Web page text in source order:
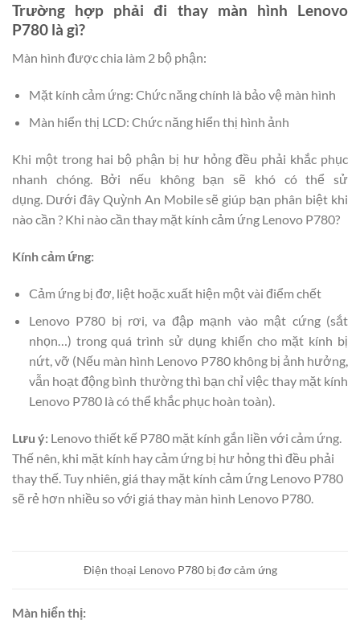
Trường hợp phải đi thay màn hình Lenovo
P780 là gì?
Màn hình được chia làm 2 bộ phận:
Mặt kính cảm ứng: Chức năng chính là bảo vệ màn hình
Màn hiển thị LCD: Chức năng hiển thị hình ảnh
Khi một trong hai bộ phận bị hư hỏng đều phải khắc phục
nhanh chóng. Bởi nếu không bạn sẽ khó có thể sử
dụng. Dưới đây Quỳnh An Mobile sẽ giúp bạn phân biệt khi
nào cần ? Khi nào cần thay mặt kính cảm ứng Lenovo P780?
Kính cảm ứng:
Cảm ứng bị đơ, liệt hoặc xuất hiện một vài điểm chết
Lenovo P780 bị rơi, va đập mạnh vào mật cứng (sắt
nhọn…) trong quá trình sử dụng khiến cho mặt kính bị
nứt, vỡ (Nếu màn hình Lenovo P780 không bị ảnh hưởng,
vẫn hoạt động bình thường thì bạn chỉ việc thay mặt kính
Lenovo P780 là có thể khắc phục hoàn toàn).
Lưu ý: Lenovo thiết kế P780 mặt kính gắn liền với cảm ứng.
Thế nên, khi mặt kính hay cảm ứng bị hư hỏng thì đều phải
thay thế. Tuy nhiên, giá thay mặt kính cảm ứng Lenovo P780
sẽ rẻ hơn nhiều so với giá thay màn hình Lenovo P780.
Điện thoại Lenovo P780 bị đơ cảm ứng
Màn hiển thị: